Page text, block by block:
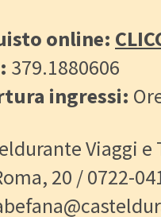
online:
379.1880606
ingressi:
Viaggi e
20 / 0722-